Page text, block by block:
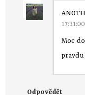
17:31:00
Moc
pravdu
Odpovědět